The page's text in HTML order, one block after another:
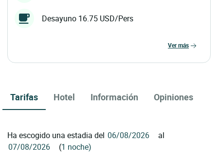
Desayuno 16.75 USD/Pers
ver más
Tarifas Hotel Información Opiniones
Ha escogido una estadia del
al
(1 noche)